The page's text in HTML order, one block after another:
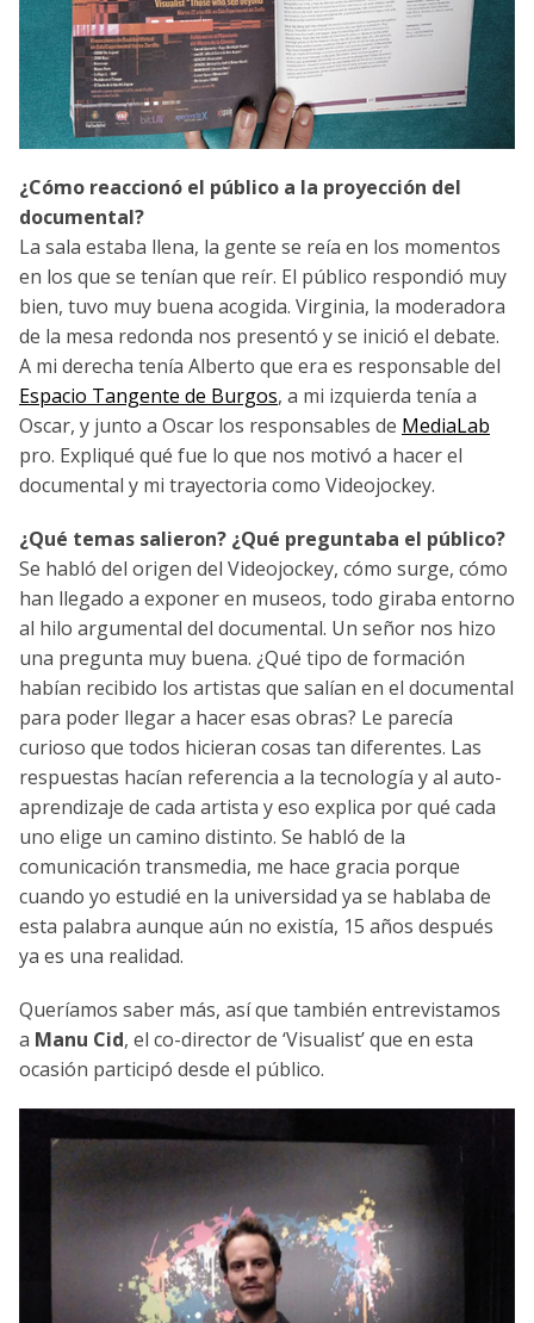
¿Cómo reaccionó el público a la proyección del
documental?
La sala estaba llena, la gente se reía en los momentos
en los que se tenían que reír. El público respondió muy
bien, tuvo muy buena acogida. Virginia, la moderadora
de la mesa redonda nos presentó y se inició el debate.
A mi derecha tenía Alberto que era es responsable del
Espacio Tangente de Burgos, a mi izquierda tenía a
Oscar, y junto a Oscar los responsables de MediaLab
pro. Expliqué qué fue lo que nos motivó a hacer el
documental y mi trayectoria como Videojockey.
¿Qué temas salieron? ¿Qué preguntaba el público?
Se habló del origen del Videojockey, cómo surge, cómo
han llegado a exponer en museos, todo giraba entorno
al hilo argumental del documental. Un señor nos hizo
una pregunta muy buena. ¿Qué tipo de formación
habían recibido los artistas que salían en el documental
para poder llegar a hacer esas obras? Le parecía
curioso que todos hicieran cosas tan diferentes. Las
respuestas hacían referencia a la tecnología y al auto-
aprendizaje de cada artista y eso explica por qué cada
uno elige un camino distinto. Se habló de la
comunicación transmedia, me hace gracia porque
cuando yo estudié en la universidad ya se hablaba de
esta palabra aunque aún no existía, 15 años después
ya es una realidad.
Queríamos saber más, así que también entrevistamos
a Manu Cid, el co-director de ‘Visualist’ que en esta
ocasión participó desde el público.